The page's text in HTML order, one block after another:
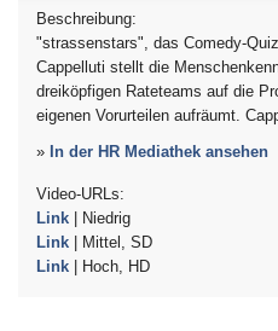
Beschreibung:
"strassenstars", das Comedy-
Cappelluti stellt die
dreiköpfigen Rateteams auf die
eigenen Vorurteilen aufräumt.
» In der HR Mediathek ansehen
Video-URLs:
Link | Niedrig
Link | Mittel, SD
Link | Hoch, HD